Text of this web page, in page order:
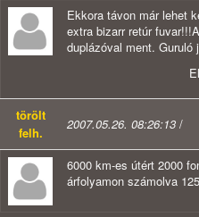
Ekkora távon már lehet
extra bizarr retúr
duplázóval ment. Guruló
törölt
felh.
2007.05.26. 08:26:13 /
6000 km-es útért 2000
árfolyamon számolva